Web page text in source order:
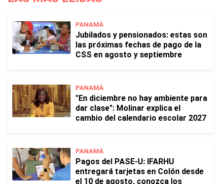
PANAMÁ
Jubilados y pensionados: estas son
las próximas fechas de pago de la
CSS en agosto y septiembre
PANAMÁ
"En diciembre no hay ambiente para
dar clase": Molinar explica el
cambio del calendario escolar 2027
PANAMÁ
Pagos del PASE-U: IFARHU
entregará tarjetas en Colón desde
el 10 de agosto, conozca los